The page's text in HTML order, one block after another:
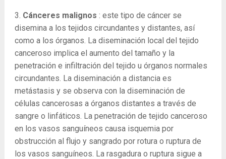
3. Cánceres malignos : este tipo de cáncer se
disemina a los tejidos circundantes y distantes, así
como a los órganos. La diseminación local del tejido
canceroso implica el aumento del tamaño y la
penetración e infiltración del tejido u órganos normales
circundantes. La diseminación a distancia es
metástasis y se observa con la diseminación de
células cancerosas a órganos distantes a través de
sangre o linfáticos. La penetración de tejido canceroso
en los vasos sanguíneos causa isquemia por
obstrucción al flujo y sangrado por rotura o ruptura de
los vasos sanguíneos. La rasgadura o ruptura sigue a